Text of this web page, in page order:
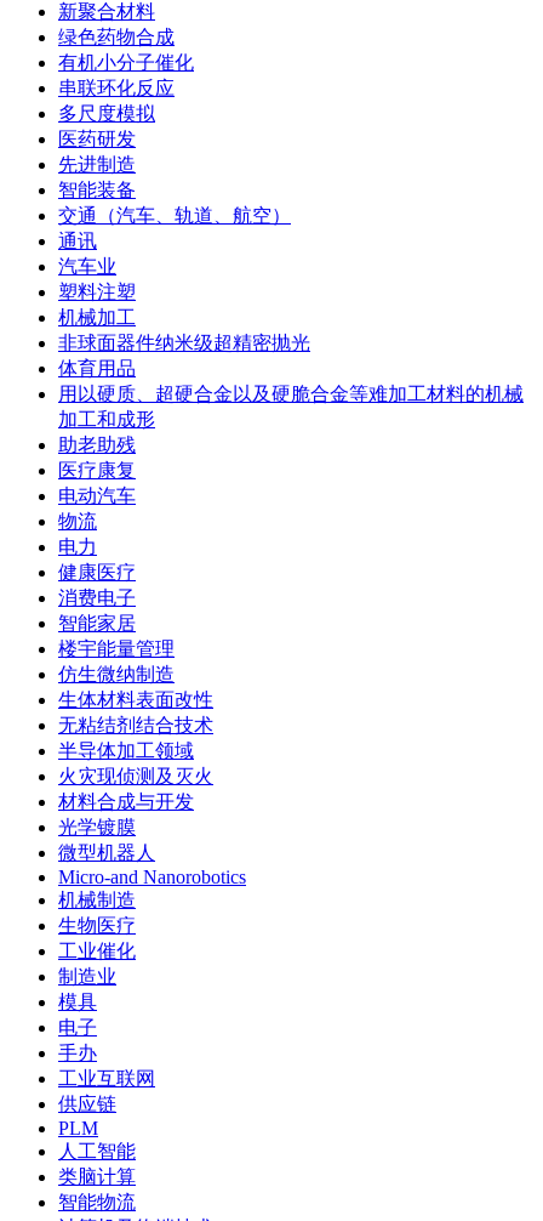
新聚合材料
绿色药物合成
有机小分子催化
串联环化反应
多尺度模拟
医药研发
先进制造
智能装备
交通（汽车、轨道、航空）
通讯
汽车业
塑料注塑
机械加工
非球面器件纳米级超精密抛光
体育用品
用以硬质、超硬合金以及硬脆合金等难加工材料的机械
加工和成形
助老助残
医疗康复
电动汽车
物流
电力
健康医疗
消费电子
智能家居
楼宇能量管理
仿生微纳制造
生体材料表面改性
无粘结剂结合技术
半导体加工领域
火灾现侦测及灭火
材料合成与开发
光学镀膜
微型机器人
Micro-and Nanorobotics
机械制造
生物医疗
工业催化
制造业
模具
电子
手办
工业互联网
供应链
PLM
人工智能
类脑计算
智能物流